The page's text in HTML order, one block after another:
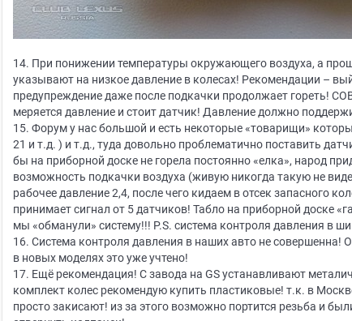
14. При понижении температуры окружающего воздуха, а
указывают на низкое давление в колесах! Рекомендации –
предупреждение даже после подкачки продолжает гореть!
меряется давление и стоит датчик! Давление должно
15. Форум у нас большой и есть некоторые «товарищи»
21 и т.д. ) и т.д., туда довольно проблематично поставить
бы на приборной доске не горела постоянно «елка», народ
возможность подкачки воздуха (живую никогда такую не
рабочее давление 2,4, после чего кидаем в отсек запасного
принимает сигнал от 5 датчиков! Табло на приборной доске
мы «обманули» систему!!! P.S. система контроля давления в
16. Система контроля давления в наших авто не совершенна!
в новых моделях это уже учтено!
17. Ещё рекомендация! С завода на GS устанавливают
комплект колес рекомендую купить пластиковые! т.к. в
просто закисают! из за этого возможно портится резьба и